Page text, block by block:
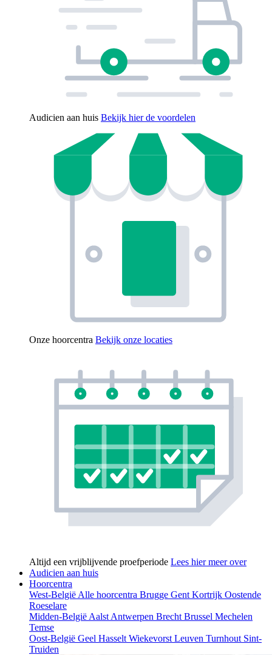
Audicien aan huis Bekijk hier de voordelen
Onze hoorcentra Bekijk onze locaties
Altijd een vrijblijvende proefperiode Lees hier meer over
Audicien aan huis
Hoorcentra
West-België Alle hoorcentra Brugge Gent Kortrijk Oostende
Roeselare
Midden-België Aalst Antwerpen Brecht Brussel Mechelen
Temse
Oost-België Geel Hasselt Wiekevorst Leuven Turnhout Sint-
Truiden